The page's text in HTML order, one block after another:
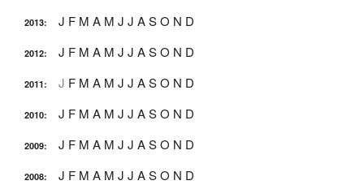
2013: J F M A M J J ASO N D
2012: J F M A M J J ASO N D
2011: J F M A M J J ASO N D
2010: J F M A M J J ASO N D
2009: J F M A M J J ASO N D
2008: J F M A M J J ASO N D